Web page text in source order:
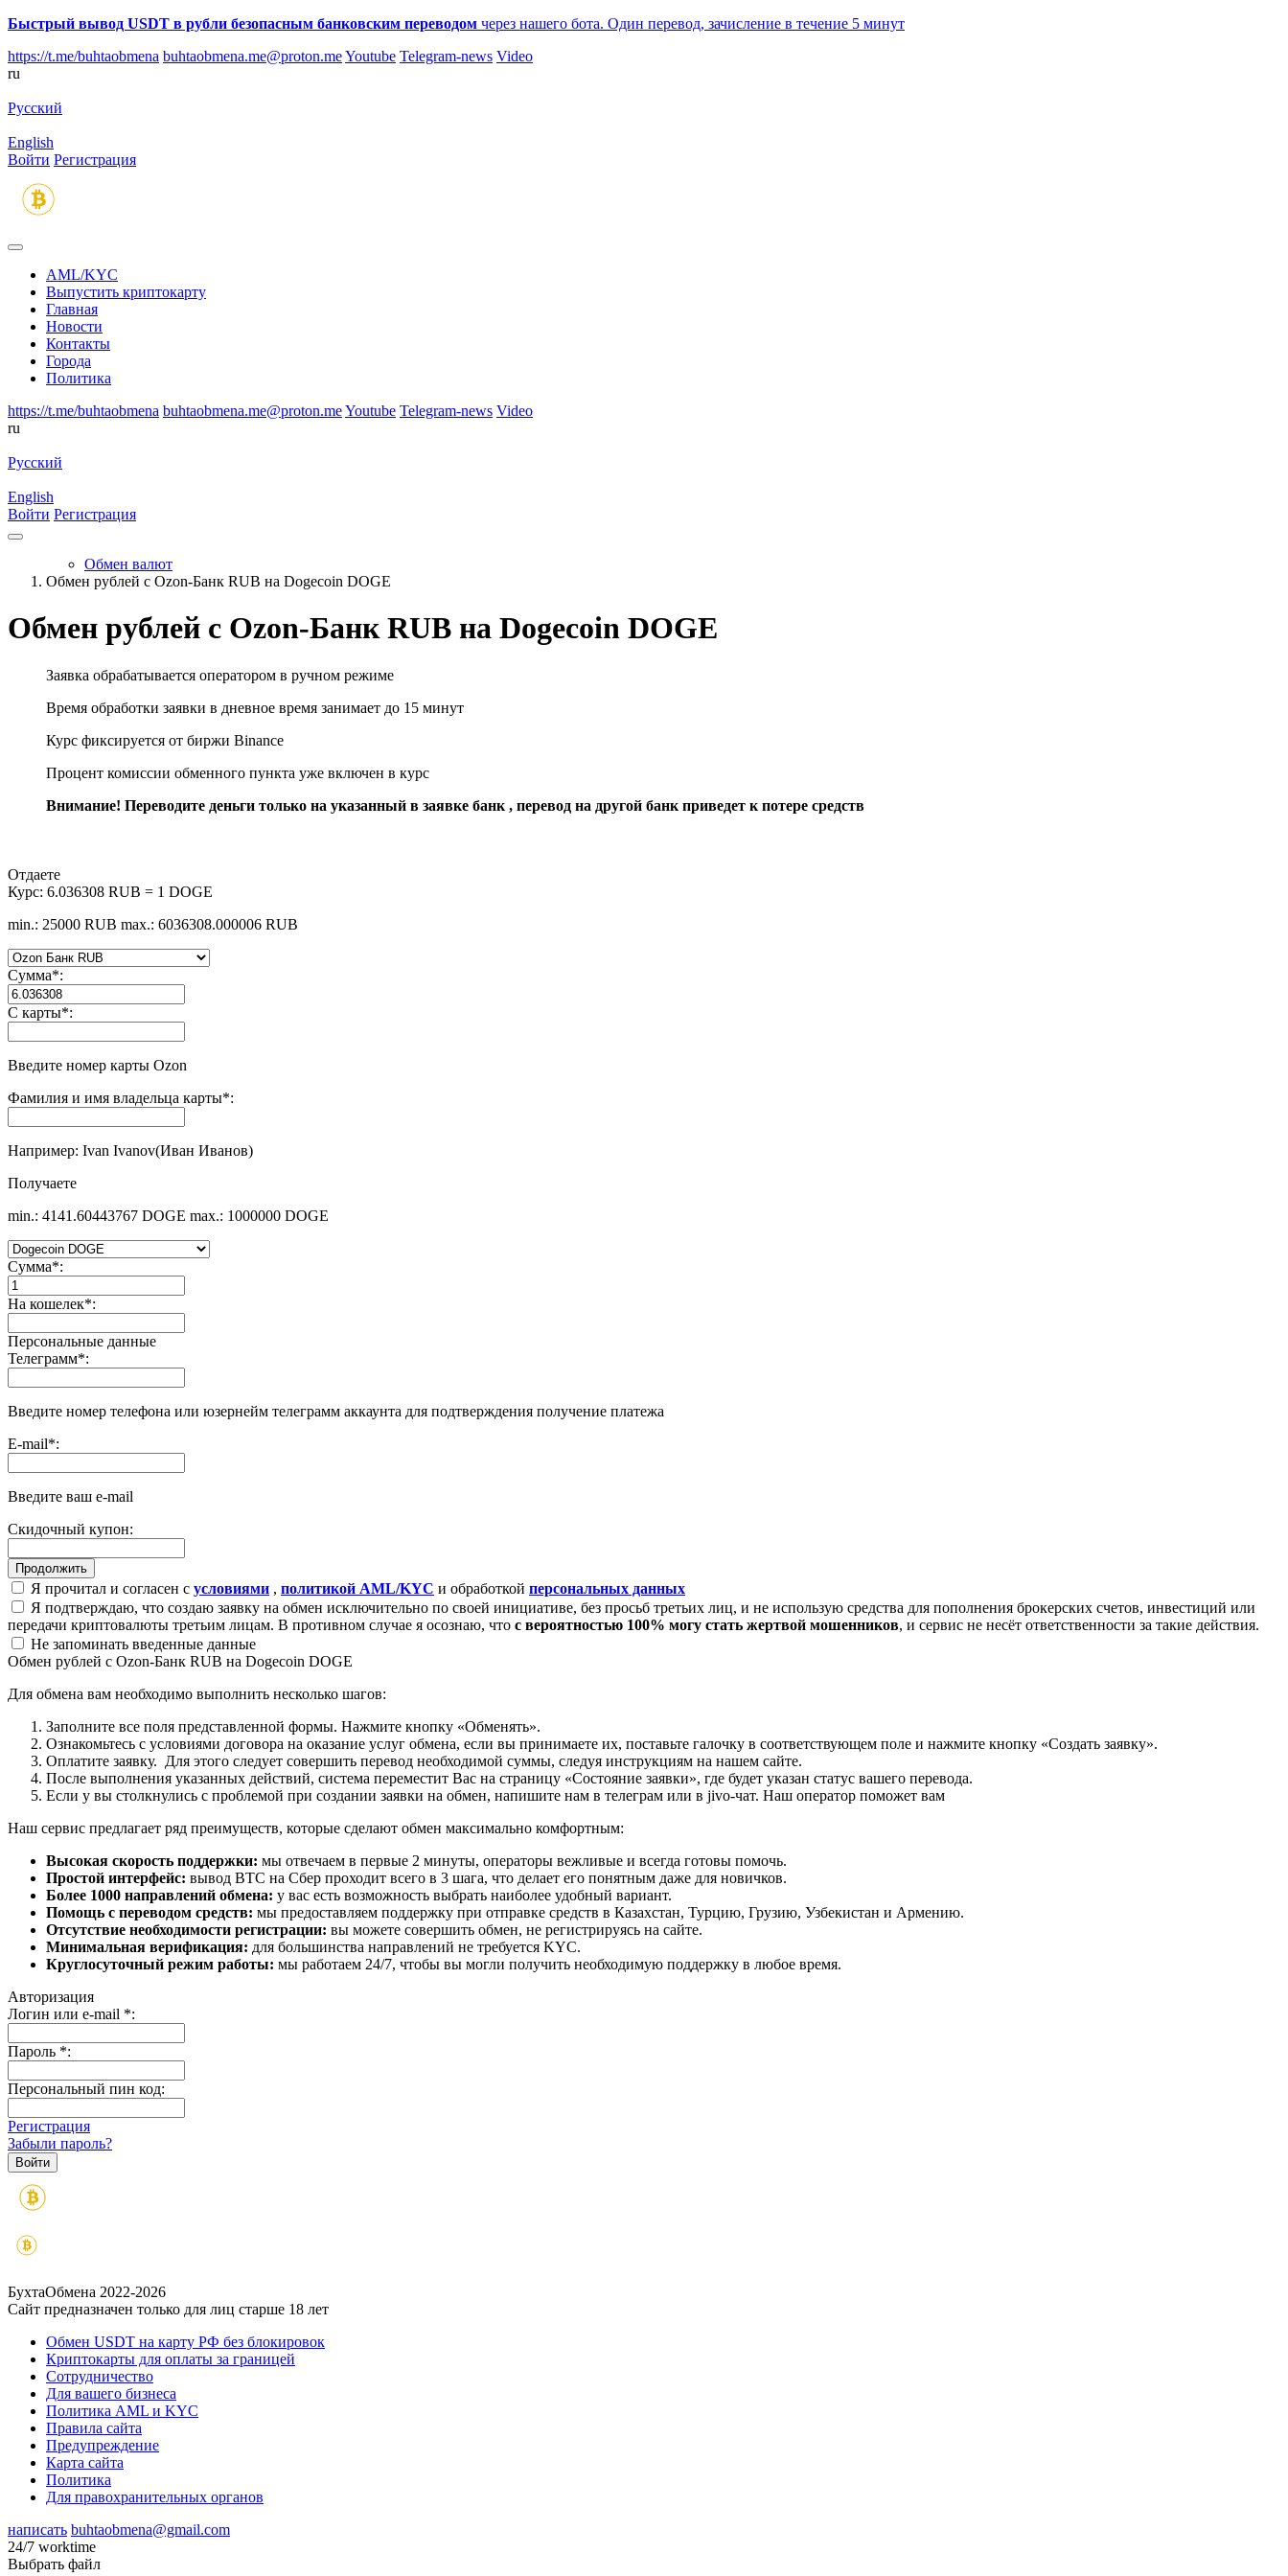
Быстрый вывод USDT в рубли безопасным банковским переводом через нашего бота. Один перевод, зачисление в течение 5 минут
https://t.me/buhtaobmena buhtaobmena.me@proton.meYoutube Telegram-news Video
ru
Русский
English
Войти Регистрация
AML/KYC
Выпустить криптокарту
Главная
Новости
Контакты
Города
Политика
https://t.me/buhtaobmena buhtaobmena.me@proton.meYoutube Telegram-news Video
ru
Русский
English
Войти Регистрация
Обмен валют
Обмен рублей с Ozon-Банк RUB на Dogecoin DOGE
Обмен рублей с Ozon-Банк RUB на Dogecoin DOGE
Заявка обрабатывается оператором в ручном режиме
Время обработки заявки в дневное время занимает до 15 минут
Курс фиксируется от биржи Binance
Процент комиссии обменного пункта уже включен в курс
Внимание! Переводите деньги только на указанный в заявке банк , перевод на другой банк приведет к потере средств
Отдаете
Курс: 6.036308 RUB = 1 DOGE
min.: 25000 RUB max.: 6036308.000006 RUB
Сумма*:
С карты*:
Введите номер карты Ozon
Фамилия и имя владельца карты*:
Например: Ivan Ivanov(Иван Иванов)
Получаете
min.: 4141.60443767 DOGE max.: 1000000 DOGE
Сумма*:
На кошелек*:
Персональные данные
Телеграмм*:
Введите номер телефона или юзернейм телеграмм аккаунта для подтверждения получение платежа
E-mail*:
Введите ваш e-mail
Скидочный купон:
Я прочитал и согласен с условиями , политикой AML/KYC и обработкой персональных данных
Я подтверждаю, что создаю заявку на обмен исключительно по своей инициативе, без просьб третьих лиц, и не использую средства для пополнения брокерских счетов, инвестиций или
передачи криптовалюты третьим лицам. В противном случае я осознаю, что с вероятностью 100% могу стать жертвой мошенников, и сервис не несёт ответственности за такие действия.
Не запоминать введенные данные
Обмен рублей с Ozon-Банк RUB на Dogecoin DOGE
Для обмена вам необходимо выполнить несколько шагов:
Заполните все поля представленной формы. Нажмите кнопку «Обменять».
Ознакомьтесь с условиями договора на оказание услуг обмена, если вы принимаете их, поставьте галочку в соответствующем поле и нажмите кнопку «Создать заявку».
Оплатите заявку. Для этого следует совершить перевод необходимой суммы, следуя инструкциям на нашем сайте.
После выполнения указанных действий, система переместит Вас на страницу «Состояние заявки», где будет указан статус вашего перевода.
Если у вы столкнулись с проблемой при создании заявки на обмен, напишите нам в телеграм или в jivo-чат. Наш оператор поможет вам
Наш сервис предлагает ряд преимуществ, которые сделают обмен максимально комфортным:
Высокая скорость поддержки: мы отвечаем в первые 2 минуты, операторы вежливые и всегда готовы помочь.
Простой интерфейс: вывод BTC на Сбер проходит всего в 3 шага, что делает его понятным даже для новичков.
Более 1000 направлений обмена: у вас есть возможность выбрать наиболее удобный вариант.
Помощь с переводом средств: мы предоставляем поддержку при отправке средств в Казахстан, Турцию, Грузию, Узбекистан и Армению.
Отсутствие необходимости регистрации: вы можете совершить обмен, не регистрируясь на сайте.
Минимальная верификация: для большинства направлений не требуется KYC.
Круглосуточный режим работы: мы работаем 24/7, чтобы вы могли получить необходимую поддержку в любое время.
Авторизация
Логин или e-mail *:
Пароль *:
Персональный пин код:
Регистрация
Забыли пароль?
БухтаОбмена 2022-2026
Сайт предназначен только для лиц старше 18 лет
Обмен USDT на карту РФ без блокировок
Криптокарты для оплаты за границей
Сотрудничество
Для вашего бизнеса
Политика AML и KYC
Правила сайта
Предупреждение
Карта сайта
Политика
Для правохранительных органов
написать buhtaobmena@gmail.com
24/7 worktime
Выбрать файл